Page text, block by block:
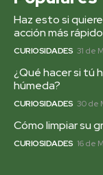
Haz esto si
acción más rápido
CURIOSIDADES 31 de
¿Qué hacer si tú
húmeda?
CURIOSIDADES 30 de
Cómo limpiar su
CURIOSIDADES 16 de